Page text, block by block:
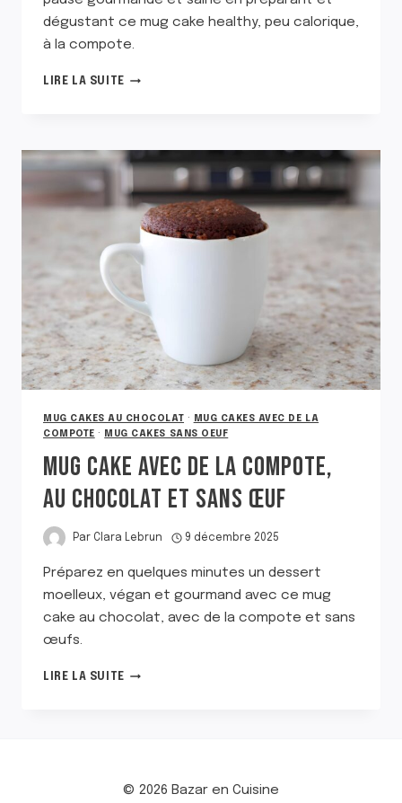
dégustant ce mug cake healthy, peu calorique,
à la compote.
LIRE LA SUITEMUG
CALORIQUE,
À
LA
COMPOTE
POMMES
MUG CAKES AU CHOCOLAT ·
MUG CAKES AVEC DE LA
COMPOTE · MUG CAKES SANS OEUF
MUG CAKE AVEC DE LA COMPOTE,
AU CHOCOLAT ET SANS ŒUF
Par Clara Lebrun 9 décembre 2025
Préparez en quelques minutes un dessert
moelleux, végan et gourmand avec ce mug
cake au chocolat, avec de la compote et sans
œufs.
LIRE LA SUITEMUG
© 2026 Bazar en Cuisine